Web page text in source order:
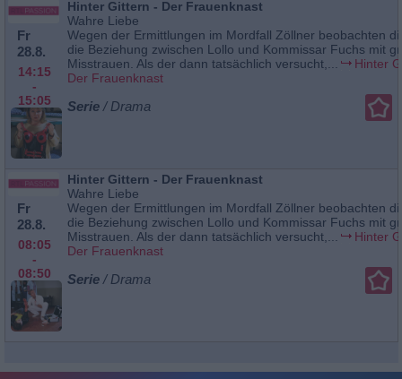
Fr
28.8.
14:15
-
15:05
Hinter Gittern - Der Frauenknast
Wahre Liebe
Wegen der Ermittlungen im Mordfall Zöllner beobachten
die Beziehung zwischen Lollo und Kommissar Fuchs mit
Misstrauen. Als der dann tatsächlich versucht,...
Hinter
Der Frauenknast
Serie / Drama
Fr
28.8.
08:05
-
08:50
Hinter Gittern - Der Frauenknast
Wahre Liebe
Wegen der Ermittlungen im Mordfall Zöllner beobachten
die Beziehung zwischen Lollo und Kommissar Fuchs mit
Misstrauen. Als der dann tatsächlich versucht,...
Hinter
Der Frauenknast
Serie / Drama